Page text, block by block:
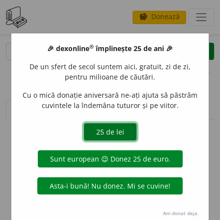
savings Donează
clear
opțiuni
sinteza definițiilor (1) definiții (6) declinări
info
Aceste definiții sunt compilate de
echipa dexonline. Definițiile
originale se află pe filadefiniții.
preferințe
🎉 dexonline® împlinește 25 de ani 🎉
De un sfert de secol suntem aici, gratuit, zi de zi,
pentru milioane de căutări.
Cu o mică donație aniversară ne-ați ajuta să păstrăm
cuvintele la îndemâna tuturor și pe viitor.
Am donat deja.